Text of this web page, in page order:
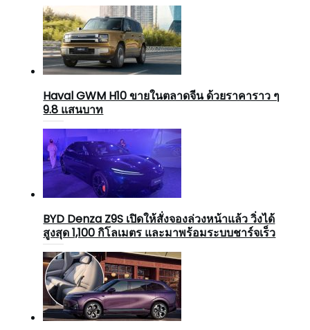
Haval GWM H10 ขายในตลาดจีน ด้วยราคาราว ๆ
9.8 แสนบาท
BYD Denza Z9S เปิดให้สั่งจองล่วงหน้าแล้ว วิ่งได้
สูงสุด 1,100 กิโลเมตร และมาพร้อมระบบชาร์จเร็ว